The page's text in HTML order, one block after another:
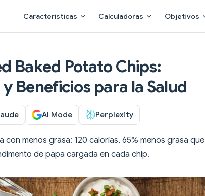
Características Calculadoras Objetivos
Baked Potato Chips:
Beneficios para la Salud
AI Mode Perplexity
con menos grasa: 120 calorías, 65% menos grasa que
de papa cargada en cada chip.